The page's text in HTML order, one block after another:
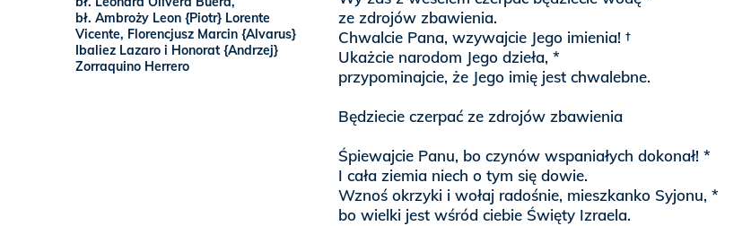
bł. Ambroży Leon {Piotr} Lorente
Vicente, Florencjusz Marcin {Alvarus}
Ibaliez Lazaro i Honorat {Andrzej}
Zorraquino Herrero
ze zdrojów zbawienia.
Chwalcie Pana, wzywajcie Jego imienia! †
Ukażcie narodom Jego dzieła, *
przypominajcie, że Jego imię jest chwalebne.
Będziecie czerpać ze zdrojów zbawienia
Śpiewajcie Panu, bo czynów wspaniałych dokonał! *
I cała ziemia niech o tym się dowie.
Wznoś okrzyki i wołaj radośnie, mieszkanko Syjonu, *
bo wielki jest wśród ciebie Święty Izraela.